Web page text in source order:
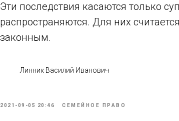
Эти последствия касаются только
распространяются. Для них
законным.
Линник Василий Иванович
2021-09-05 20:46 СЕМЕЙНОЕ ПРАВО